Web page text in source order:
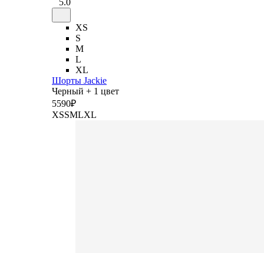
XS
S
M
L
XL
Шорты Jackie
Черный + 1 цвет
5590₽
XSSMLXL